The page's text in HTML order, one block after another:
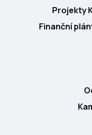
Projekty
Finanční